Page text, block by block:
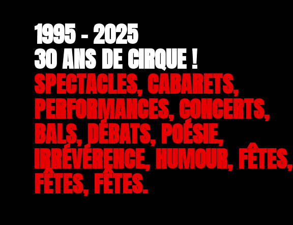
1995 - 2025
30 ANS DE CIRQUE !
SPECTACLES, CABARETS,
PERFORMANCES, CONCERTS,
BALS, DÉBATS, POÉSIE,
IRRÉVÉRENCE, HUMOUR, FÊTES,
FÊTES, FÊTES.